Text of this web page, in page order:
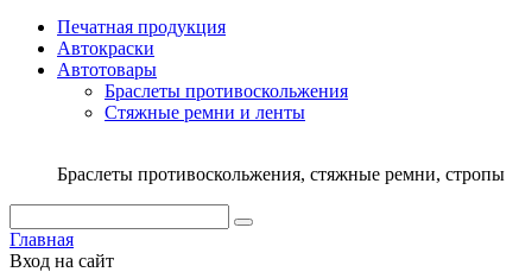
Печатная продукция
Автокраски
Автотовары
Браслеты противоскольжения
Стяжныe ремни и ленты
Браслеты противоскольжения, стяжные ремни, стропы
Главная
Вход на сайт